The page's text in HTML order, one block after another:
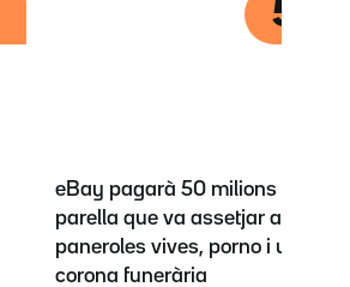
5
eBay pagarà 50 milions a la
parella que va assetjar amb
paneroles vives, porno i una
corona funerària